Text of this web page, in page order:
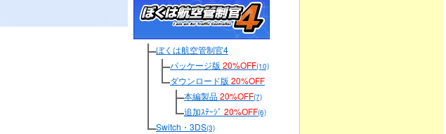
ぼくは航空管制官4
パッケージ版 20%OFF(10)
ダウンロード版 20%OFF
本編製品20%OFF(7)
追加ｽﾃｰｼﾞ 20%OFF(6)
Switch・3DS(3)